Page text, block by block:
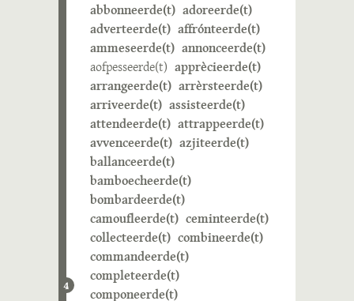
4
abbonneerde(t) adoreerde(t)
adverteerde(t) affrónteerde(t)
ammeseerde(t) annonceerde(t)
aofpesseerde(t) apprècieerde(t)
arrangeerde(t) arrèrsteerde(t)
arriveerde(t) assisteerde(t)
attendeerde(t) attrappeerde(t)
avvenceerde(t) azjiteerde(t)
ballanceerde(t)
bamboecheerde(t)
bombardeerde(t)
camoufleerde(t) ceminteerde(t)
collecteerde(t) combineerde(t)
commandeerde(t)
completeerde(t)
componeerde(t)